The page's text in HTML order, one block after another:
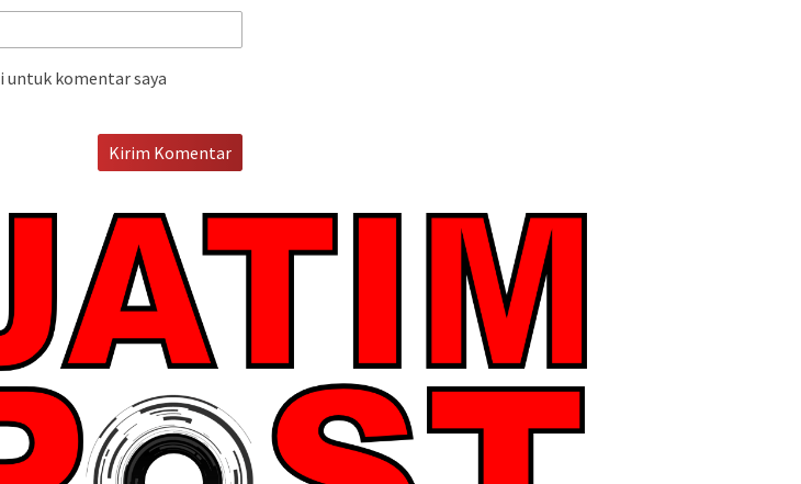
untuk komentar saya